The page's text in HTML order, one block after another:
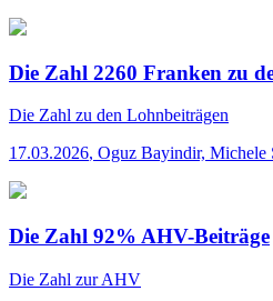
Die Zahl 2260 Franken zu
Die Zahl zu den Lohnbeiträgen
17.03.2026, Oguz Bayindir, Michele
Die Zahl 92% AHV-Beiträge
Die Zahl zur AHV